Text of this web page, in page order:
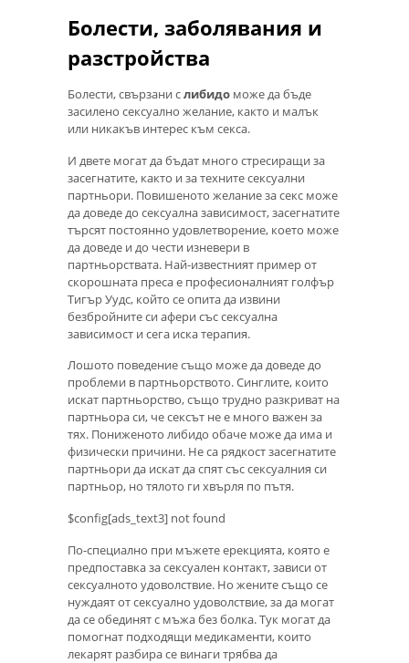
Болести, заболявания и
разстройства
Болести, свързани слибидо може да бъде
засилено сексуално желание, както и малък
или никакъв интерес към секса.
И двете могат да бъдат много стресиращи за
засегнатите, както и за техните сексуални
партньори. Повишеното желание за секс може
да доведе до сексуална зависимост, засегнатите
търсят постоянно удовлетворение, което може
да доведе и до чести изневери в
партньорствата. Най-известният пример от
скорошната преса е професионалният голфър
Тигър Уудс, който се опита да извини
безбройните си афери със сексуална
зависимост и сега иска терапия.
Лошото поведение също може да доведе до
проблеми в партньорството. Синглите, които
искат партньорство, също трудно разкриват на
партньора си, че сексът не е много важен за
тях. Пониженото либидо обаче може да има и
физически причини. Не са рядкост засегнатите
партньори да искат да спят със сексуалния си
партньор, но тялото ги хвърля по пътя.
$config[ads_text3] not found
По-специално при мъжете ерекцията, която е
предпоставка за сексуален контакт, зависи от
сексуалното удоволствие. Но жените също се
нуждаят от сексуално удоволствие, за да могат
да се обединят с мъжа без болка. Тук могат да
помогнат подходящи медикаменти, които
лекарят разбира се винаги трябва да